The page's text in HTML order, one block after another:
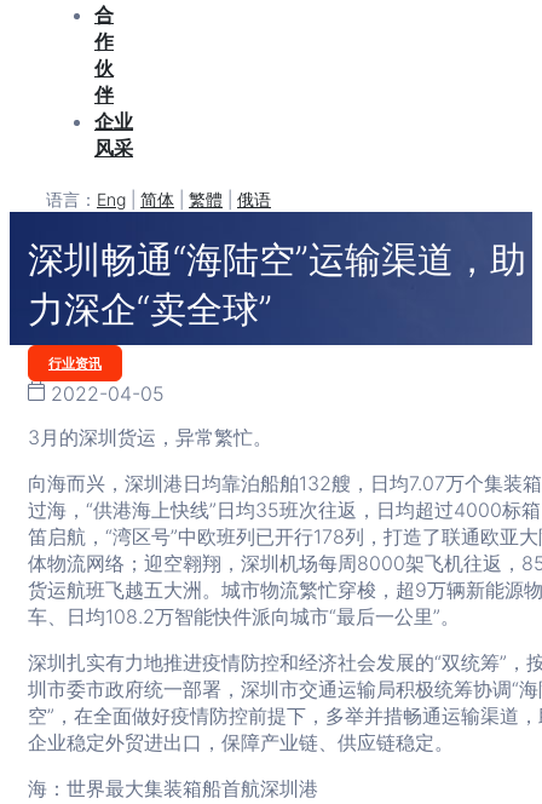
合
作
伙
伴
企业
风采
语言： Eng 简体 繁體 俄语
深圳畅通“海陆空”运输渠道，助
力深企“卖全球”
Categories
行业资讯
2022-04-05
3月的深圳货运，异常繁忙。
向海而兴，深圳港日均靠泊船舶132艘，日均7.07万个集装
过海，“供港海上快线”日均35班次往返，日均超过4000标
笛启航，“湾区号”中欧班列已开行178列，打造了联通欧亚
体物流网络；迎空翱翔，深圳机场每周8000架飞机往返，
货运航班飞越五大洲。城市物流繁忙穿梭，超9万辆新能源
车、日均108.2万智能快件派向城市“最后一公里”。
深圳扎实有力地推进疫情防控和经济社会发展的“双统筹”，
圳市委市政府统一部署，深圳市交通运输局积极统筹协调“
空”，在全面做好疫情防控前提下，多举并措畅通运输渠道
企业稳定外贸进出口，保障产业链、供应链稳定。
海：世界最大集装箱船首航深圳港